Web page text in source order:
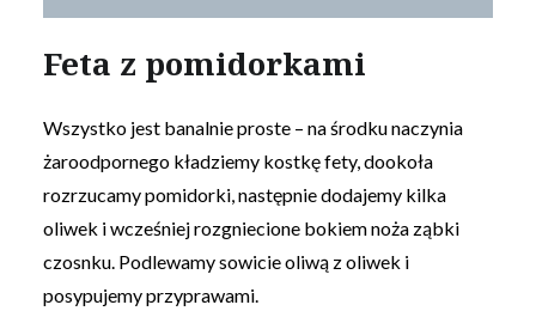
Feta z pomidorkami
Wszystko jest banalnie proste – na środku naczynia
żaroodpornego kładziemy kostkę fety, dookoła
rozrzucamy pomidorki, następnie dodajemy kilka
oliwek i wcześniej rozgniecione bokiem noża ząbki
czosnku. Podlewamy sowicie oliwą z oliwek i
posypujemy przyprawami.